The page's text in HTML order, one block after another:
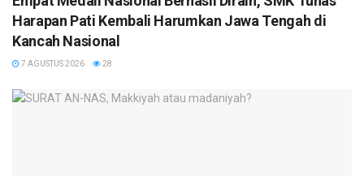
Harapan Pati Kembali Harumkan Jawa Tengah di
Kancah Nasional
7 AGUSTUS 2026 28